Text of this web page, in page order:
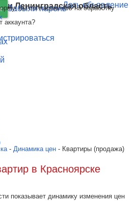
Дать объявление
иЛенинградская область
Забыли пароль
аккаунта?
- Динамика цен - Квартиры (продажа)
в Красноярске
показывает динамику изменения цен
вы соглашаетесь на обработку